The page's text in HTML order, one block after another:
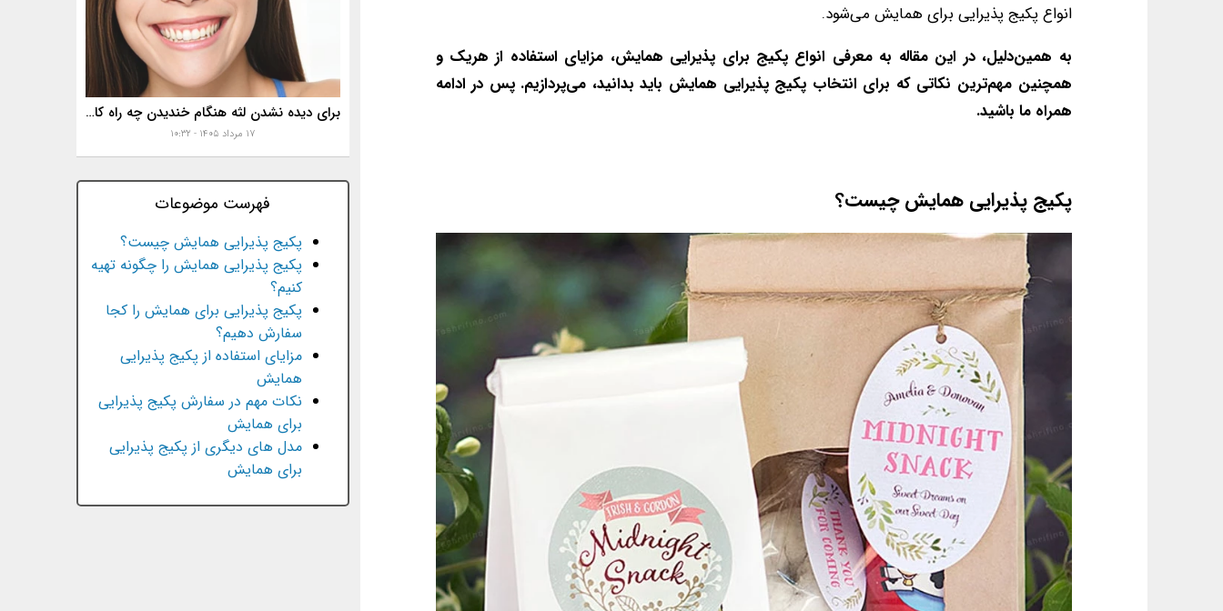
انواع پکیج پذیرایی برای همایش می‌شود.
به همین‌دلیل، در این مقاله به معرفی انواع پکیج برای پذیرایی همایش، مزایای استفاده از هریک و
همچنین مهم‌ترین نکاتی که برای انتخاب پکیج پذیرایی همایش باید بدانید، می‌پردازیم. پس در ادامه
همراه ما باشید.
پکیج پذیرایی همایش چیست؟
برای دیده نشدن لثه هنگام خندیدن چه راه کارهایی هست؟
۱۷ مرداد ۱۴۰۵ - ۱۰:۳۲
فهرست موضوعات
پکیج پذیرایی همایش چیست؟
پکیج پذیرایی همایش را چگونه تهیه
کنیم؟
پکیج پذیرایی برای همایش را کجا
سفارش دهیم؟
مزایای استفاده از پکیج پذیرایی
همایش
نکات مهم در سفارش پکیج پذیرایی
برای همایش
مدل های دیگری از پکیج پذیرایی
برای همایش